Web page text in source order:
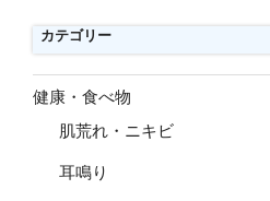
カテゴリー
健康・食べ物
肌荒れ・ニキビ
耳鳴り